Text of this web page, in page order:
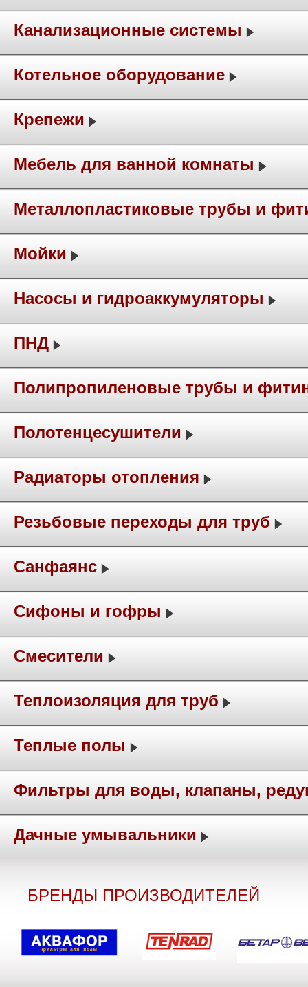
Канализационные системы
Котельное оборудование
Крепежи
Мебель для ванной комнаты
Металлопластиковые трубы и
Мойки
Насосы и гидроаккумуляторы
ПНД
Полипропиленовые трубы и
Полотенцесушители
Радиаторы отопления
Резьбовые переходы для труб
Санфаянс
Сифоны и гофры
Смесители
Теплоизоляция для труб
Теплые полы
Фильтры для воды, клапаны,
Дачные умывальники
БРЕНДЫ ПРОИЗВОДИТЕЛЕЙ